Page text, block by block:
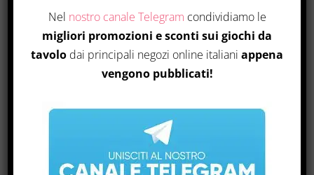
Nel nostro canale Telegram condividiamo le
migliori promozioni e sconti sui giochi da
tavolo dai principali negozi online italiani appena
vengono pubblicati!